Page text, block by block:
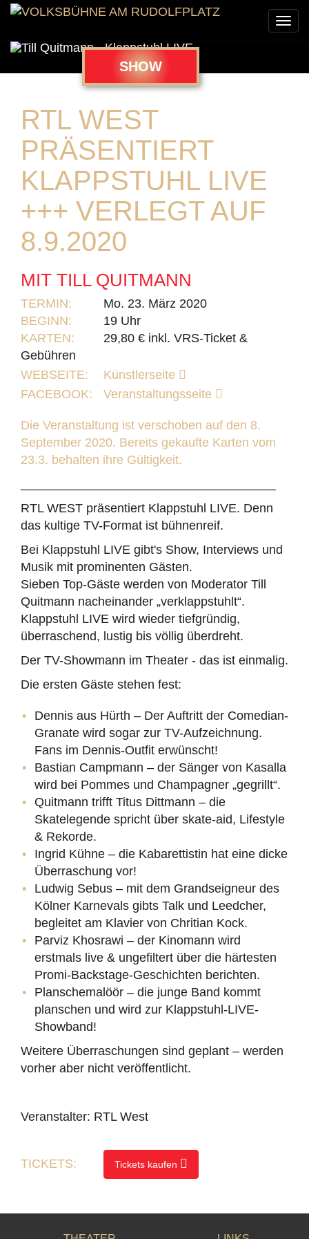
SHOW
RTL WEST
PRÄSENTIERT
KLAPPSTUHL LIVE
+++ VERLEGT AUF
8.9.2020
MIT TILL QUITMANN
TERMIN:
Mo. 23. März 2020
BEGINN:
19 Uhr
KARTEN:
29,80 € inkl. VRS-Ticket &
Gebühren
WEBSEITE:
Künstlerseite
FACEBOOK:
Veranstaltungsseite
Die Veranstaltung ist verschoben auf den 8.
September 2020. Bereits gekaufte Karten vom
23.3. behalten ihre Gültigkeit.
RTL WEST präsentiert Klappstuhl LIVE. Denn
das kultige TV-Format ist bühnenreif.
Bei Klappstuhl LIVE gibt's Show, Interviews und
Musik mit prominenten Gästen.
Sieben Top-Gäste werden von Moderator Till
Quitmann nacheinander „verklappstuhlt“.
Klappstuhl LIVE wird wieder tiefgründig,
überraschend, lustig bis völlig überdreht.
Der TV-Showmann im Theater - das ist einmalig.
Die ersten Gäste stehen fest:
Dennis aus Hürth – Der Auftritt der Comedian-
Granate wird sogar zur TV-Aufzeichnung.
Fans im Dennis-Outfit erwünscht!
Bastian Campmann – der Sänger von Kasalla
wird bei Pommes und Champagner „gegrillt“.
Quitmann trifft Titus Dittmann – die
Skatelegende spricht über skate-aid, Lifestyle
& Rekorde.
Ingrid Kühne – die Kabarettistin hat eine dicke
Überraschung vor!
Ludwig Sebus – mit dem Grandseigneur des
Kölner Karnevals gibts Talk und Leedcher,
begleitet am Klavier von Chritian Kock.
Parviz Khosrawi – der Kinomann wird
erstmals live & ungefiltert über die härtesten
Promi-Backstage-Geschichten berichten.
Planschemalöör – die junge Band kommt
planschen und wird zur Klappstuhl-LIVE-
Showband!
Weitere Überraschungen sind geplant – werden
vorher aber nicht veröffentlicht.
Veranstalter: RTL West
TICKETS: Tickets kaufen